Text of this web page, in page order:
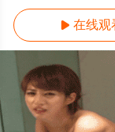
 在线观